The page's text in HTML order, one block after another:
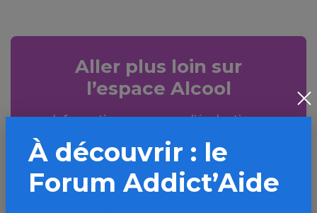
Aller plus loin sur
l’espace Alcool
Informations, parcours d’évaluations,
ressources, actualités...
Découvrir
À découvrir : le
Forum Addict’Aide